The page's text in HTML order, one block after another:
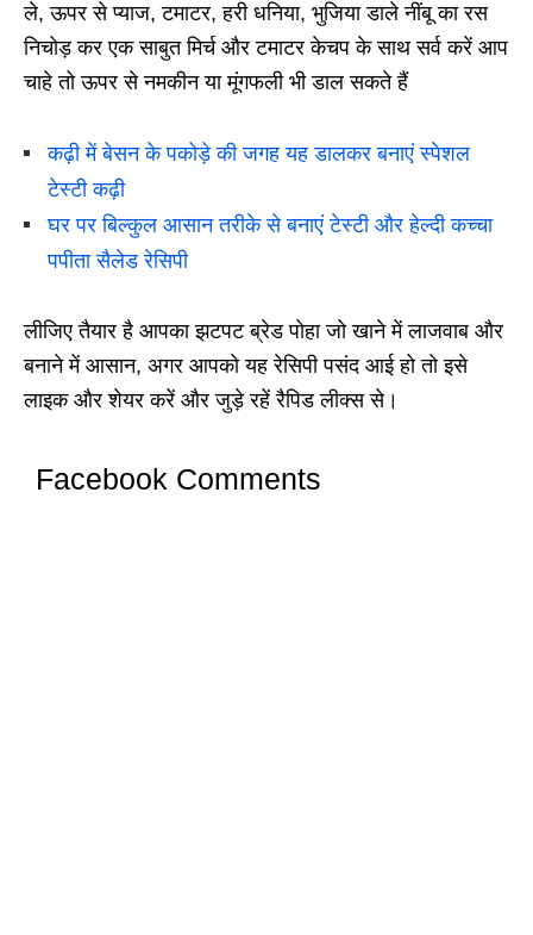
ले, ऊपर से प्याज, टमाटर, हरी धनिया, भुजिया डाले नींबू का रस
निचोड़ कर एक साबुत मिर्च और टमाटर केचप के साथ सर्व करें आप
चाहे तो ऊपर से नमकीन या मूंगफली भी डाल सकते हैं
कढ़ी में बेसन के पकोड़े की जगह यह डालकर बनाएं स्पेशल
टेस्टी कढ़ी
घर पर बिल्कुल आसान तरीके से बनाएं टेस्टी और हेल्दी कच्चा
पपीता सैलेड रेसिपी
लीजिए तैयार है आपका झटपट ब्रेड पोहा जो खाने में लाजवाब और
बनाने में आसान, अगर आपको यह रेसिपी पसंद आई हो तो इसे
लाइक और शेयर करें और जुड़े रहें रैपिड लीक्स से।
Facebook Comments